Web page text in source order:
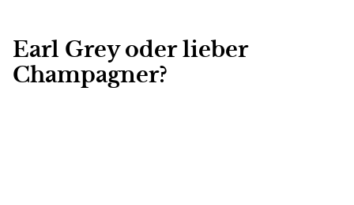
Earl Grey oder lieber
Champagner?